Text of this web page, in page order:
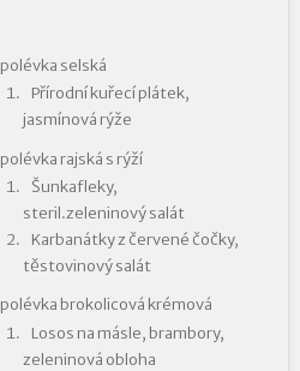
polévka selská
Přírodní kuřecí plátek,
jasmínová rýže
polévka rajská s rýží
Šunkafleky,
steril.zeleninový salát
Karbanátky z červené čočky,
těstovinový salát
polévka brokolicová krémová
Losos na másle, brambory,
zeleninová obloha